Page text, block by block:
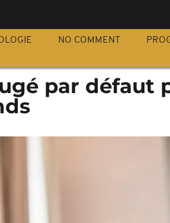
NO COMMENT
par défaut